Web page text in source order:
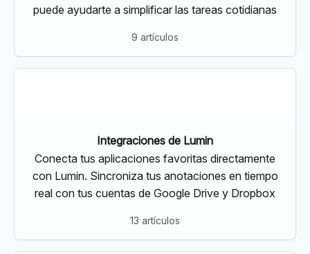
puede ayudarte a simplificar las tareas cotidianas
9 artículos
Integraciones de Lumin
Conecta tus aplicaciones favoritas directamente
con Lumin. Sincroniza tus anotaciones en tiempo
real con tus cuentas de Google Drive y Dropbox
13 artículos